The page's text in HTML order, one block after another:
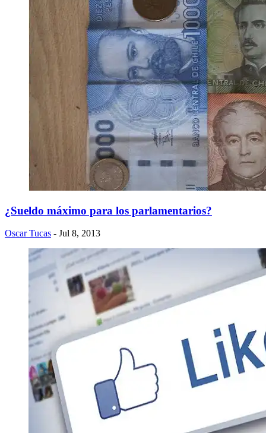
¿Sueldo máximo para los parlamentarios?
Oscar Tucas - Jul 8, 2013